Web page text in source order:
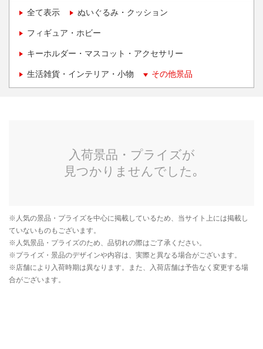
全て表示 ぬいぐるみ・クッション
フィギュア・ホビー
キーホルダー・マスコット・アクセサリー
生活雑貨・インテリア・小物 その他景品